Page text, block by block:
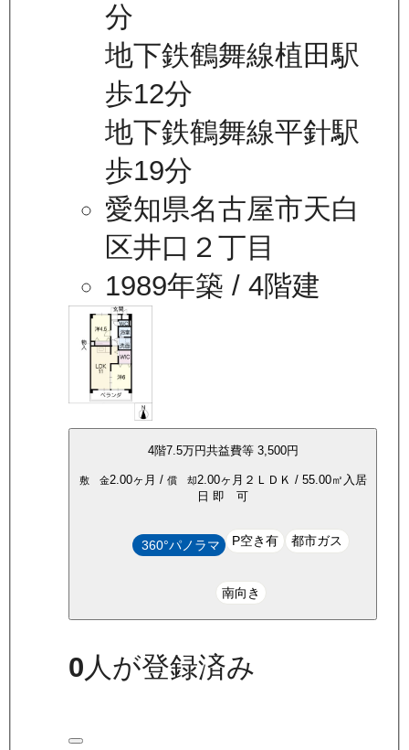
分
地下鉄鶴舞線植田駅
歩12分
地下鉄鶴舞線平針駅
歩19分
愛知県名古屋市天白
区井口２丁目
1989年築 / 4階建
4階7.5万円共益費等 3,500円
敷 金2.00ヶ月 / 償 却2.00ヶ月 ２ＬＤＫ / 55.00㎡ 入居
日 即 可
360°パノラマ P空き有 都市ガス
南向き
0 人が登録済み